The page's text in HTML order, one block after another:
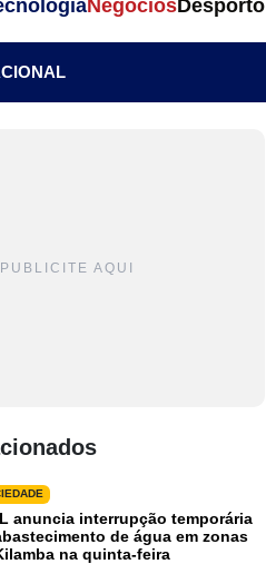
NegóciosDesporto
PUBLICITE AQUI
anuncia interrupção temporária
de água em zonas
na quinta-feira